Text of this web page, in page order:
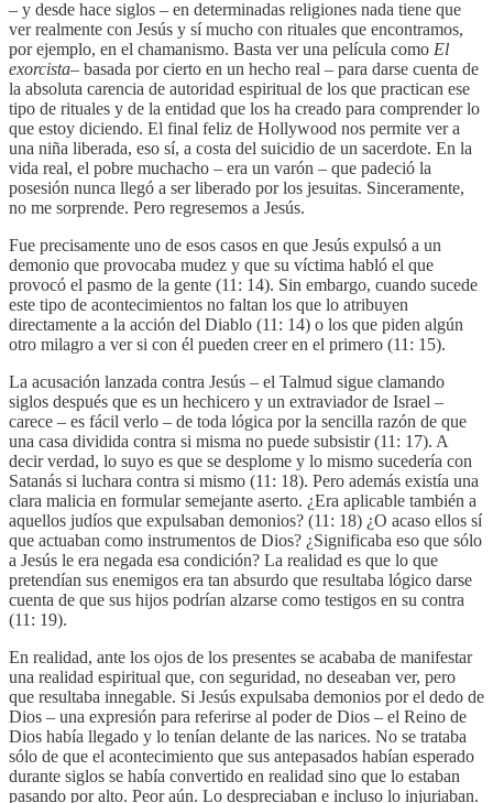
– y desde hace siglos – en determinadas religiones nada tiene que
ver realmente con Jesús y sí mucho con rituales que encontramos,
por ejemplo, en el chamanismo. Basta ver una película como El
exorcista– basada por cierto en un hecho real – para darse cuenta de
la absoluta carencia de autoridad espiritual de los que practican ese
tipo de rituales y de la entidad que los ha creado para comprender lo
que estoy diciendo. El final feliz de Hollywood nos permite ver a
una niña liberada, eso sí, a costa del suicidio de un sacerdote. En la
vida real, el pobre muchacho – era un varón – que padeció la
posesión nunca llegó a ser liberado por los jesuitas. Sinceramente,
no me sorprende. Pero regresemos a Jesús.
Fue precisamente uno de esos casos en que Jesús expulsó a un
demonio que provocaba mudez y que su víctima habló el que
provocó el pasmo de la gente (11: 14). Sin embargo, cuando sucede
este tipo de acontecimientos no faltan los que lo atribuyen
directamente a la acción del Diablo (11: 14) o los que piden algún
otro milagro a ver si con él pueden creer en el primero (11: 15).
La acusación lanzada contra Jesús – el Talmud sigue clamando
siglos después que es un hechicero y un extraviador de Israel –
carece – es fácil verlo – de toda lógica por la sencilla razón de que
una casa dividida contra si misma no puede subsistir (11: 17). A
decir verdad, lo suyo es que se desplome y lo mismo sucedería con
Satanás si luchara contra si mismo (11: 18). Pero además existía una
clara malicia en formular semejante aserto. ¿Era aplicable también a
aquellos judíos que expulsaban demonios? (11: 18) ¿O acaso ellos sí
que actuaban como instrumentos de Dios? ¿Significaba eso que sólo
a Jesús le era negada esa condición? La realidad es que lo que
pretendían sus enemigos era tan absurdo que resultaba lógico darse
cuenta de que sus hijos podrían alzarse como testigos en su contra
(11: 19).
En realidad, ante los ojos de los presentes se acababa de manifestar
una realidad espiritual que, con seguridad, no deseaban ver, pero
que resultaba innegable. Si Jesús expulsaba demonios por el dedo de
Dios – una expresión para referirse al poder de Dios – el Reino de
Dios había llegado y lo tenían delante de las narices. No se trataba
sólo de que el acontecimiento que sus antepasados habían esperado
durante siglos se había convertido en realidad sino que lo estaban
pasando por alto. Peor aún. Lo despreciaban e incluso lo injuriaban.